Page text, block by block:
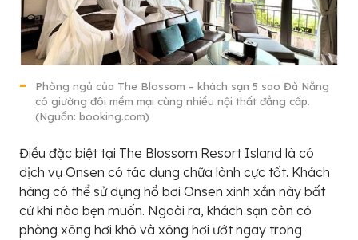
Phòng ngủ của The Blossom – khách sạn 5 sao Đà Nẵng
có giường đôi mềm mại cùng nhiều nội thất đẳng cấp.
(Nguồn: booking.com)
Điều đặc biệt tại The Blossom Resort Island là có
dịch vụ Onsen có tác dụng chữa lành cực tốt. Khách
hàng có thể sử dụng hồ bơi Onsen xinh xắn này bất
cứ khi nào bẹn muốn. Ngoài ra, khách sạn còn có
phòng xông hơi khô và xông hơi ướt ngay trong